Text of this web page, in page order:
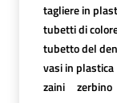
tagliere in
tubetti di
tubetto del
vasi in plastica
zaini
zerbino